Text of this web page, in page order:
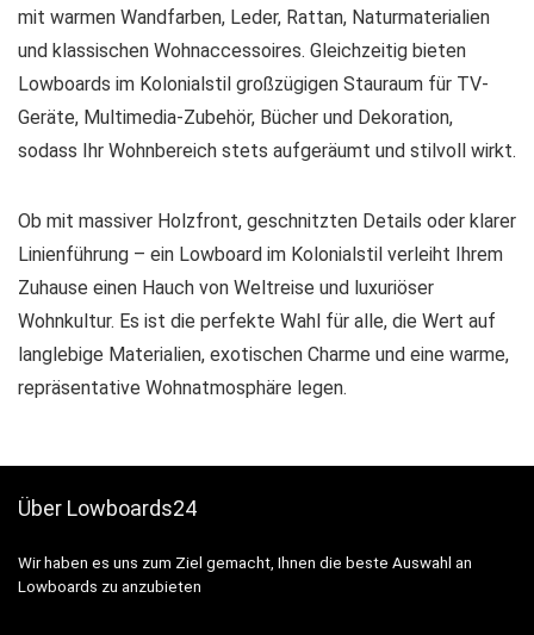
mit warmen Wandfarben, Leder, Rattan, Naturmaterialien
und klassischen Wohnaccessoires. Gleichzeitig bieten
Lowboards im Kolonialstil großzügigen Stauraum für TV-
Geräte, Multimedia-Zubehör, Bücher und Dekoration,
sodass Ihr Wohnbereich stets aufgeräumt und stilvoll wirkt.
Ob mit massiver Holzfront, geschnitzten Details oder klarer
Linienführung – ein Lowboard im Kolonialstil verleiht Ihrem
Zuhause einen Hauch von Weltreise und luxuriöser
Wohnkultur. Es ist die perfekte Wahl für alle, die Wert auf
langlebige Materialien, exotischen Charme und eine warme,
repräsentative Wohnatmosphäre legen.
Über Lowboards24
Wir haben es uns zum Ziel gemacht, Ihnen die beste Auswahl an
Lowboards zu anzubieten